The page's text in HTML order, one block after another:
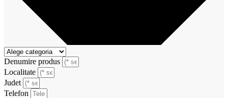
Denumire produs
Localitate
Judet
Telefon